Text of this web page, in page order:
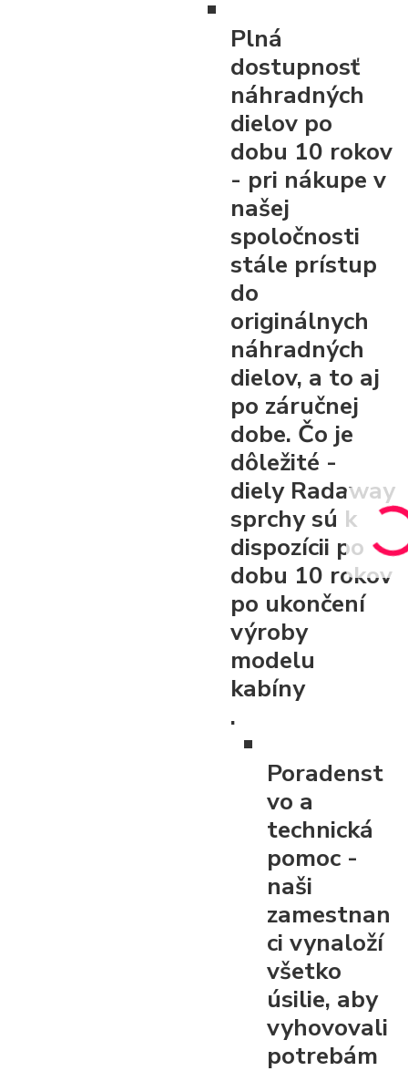
Plná
dostupnosť
náhradných
dielov po
dobu 10 rokov
- pri nákupe v
našej
spoločnosti
stále prístup
do
originálnych
náhradných
dielov, a to aj
po záručnej
dobe. Čo je
dôležité -
diely Radaway
sprchy sú k
dispozícii po
dobu 10 rokov
po ukončení
výroby
modelu
kabíny
.
Poradenst
vo a
technická
pomoc -
naši
zamestnan
ci vynaloží
všetko
úsilie, aby
vyhovovali
potrebám